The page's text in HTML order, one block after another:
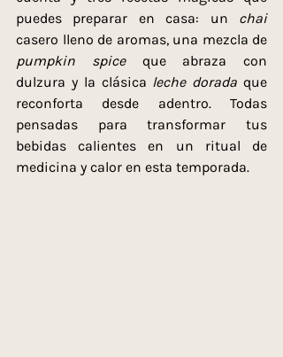
puedes preparar en casa: un chai
pumpkin spice que abraza con
dulzura y la clásica leche dorada que
reconforta desde adentro. Todas
pensadas para transformar tus
bebidas calientes en un ritual de
medicina y calor en esta temporada.